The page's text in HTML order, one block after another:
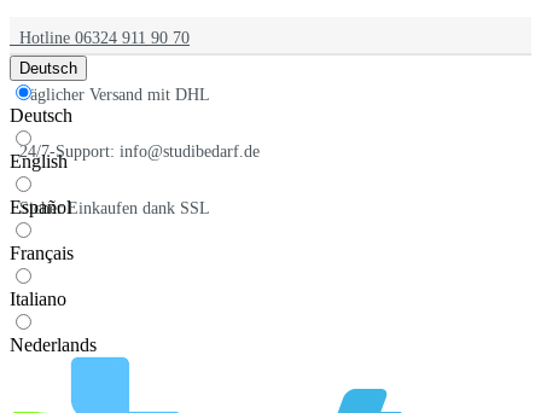
Hotline 06324 911 90 70
Täglicher Versand mit DHL
24/7-Support: info@studibedarf.de
Sicher Einkaufen dank SSL
Deutsch
Deutsch
English
Español
Français
Italiano
Nederlands